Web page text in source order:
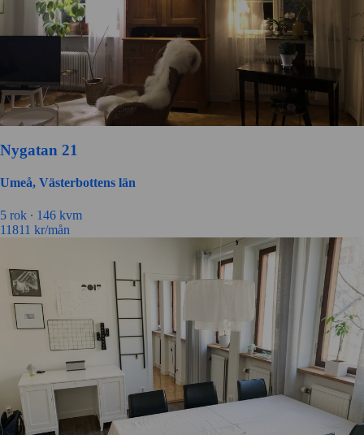
Nygatan 21
Umeå, Västerbottens län
5 rok ∙ 146 kvm
11811 kr/mån